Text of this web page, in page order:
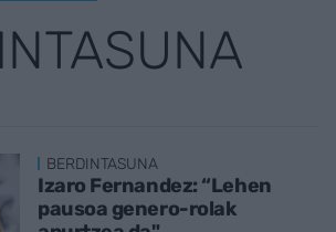
BERDINTASUNA
Izaro Fernandez: “Lehen
pausoa genero-rolak